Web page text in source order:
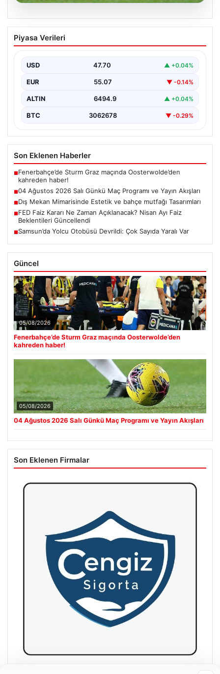
05.08.2026
04 Ağustos 2026 Salı Günkü Maç
Programı ve Yayın Akışları
oldukça hareketli ve heyecan verici bir…
Piyasa Verileri
USD 47.70 ▲ +0.04%
EUR 55.07 ▼ -0.14%
ALTIN 6494.9 ▲ +0.04%
BTC 3062678 ▼ -0.29%
Son Eklenen Haberler
■Fenerbahçe’de Sturm Graz maçında Oosterwolde’den
kahreden haber!
■04 Ağustos 2026 Salı Günkü Maç Programı ve Yayın Akışları
■Dış Mekan Mimarisinde Estetik ve bahçe mutfağı Tasarımları
■FED Faiz Kararı Ne Zaman Açıklanacak? Nisan Ayı Faiz
Beklentileri Güncellendi
■Samsun’da Yolcu Otobüsü Devrildi: Çok Sayıda Yaralı Var
Güncel
05/08/2026
Fenerbahçe’de Sturm Graz maçında Oosterwolde’den
kahreden haber!
05/08/2026
04 Ağustos 2026 Salı Günkü Maç Programı ve Yayın Akışları
Son Eklenen Firmalar